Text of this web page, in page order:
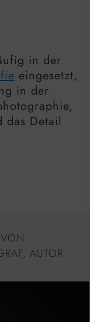
in der
eingesetzt,
in der
das Detail
AUTOR